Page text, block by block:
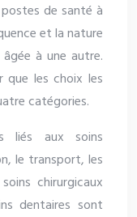
de santé à
et la nature
à une autre.
les choix les
catégories.
liés aux soins
le transport, les
chirurgicaux
dentaires sont